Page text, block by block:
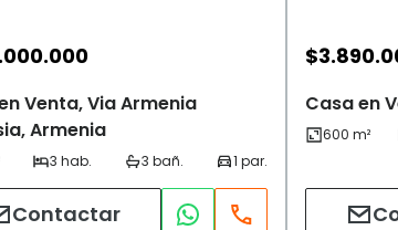
Venta, Via Armenia
Armenia
Contactar
$
Casa en